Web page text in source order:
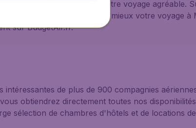
vous aidera à rendre votre voyage agréable.
page dédiée. Organisez au mieux votre voyage à
sur BudgetAir.fr.
de plus de 900 compagnies
obtiendrez directement toutes nos
sélection de chambres d'hôtels et de locations